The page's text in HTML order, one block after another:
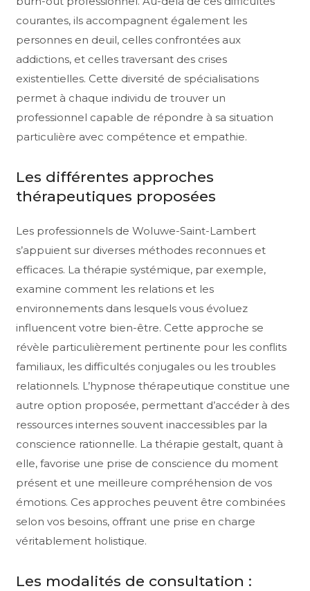
courantes, ils accompagnent également les
personnes en deuil, celles confrontées aux
addictions, et celles traversant des crises
existentielles. Cette diversité de spécialisations
permet à chaque individu de trouver un
professionnel capable de répondre à sa situation
particulière avec compétence et empathie.
Les différentes approches
thérapeutiques proposées
Les professionnels de Woluwe-Saint-Lambert
s’appuient sur diverses méthodes reconnues et
efficaces. La thérapie systémique, par exemple,
examine comment les relations et les
environnements dans lesquels vous évoluez
influencent votre bien-être. Cette approche se
révèle particulièrement pertinente pour les conflits
familiaux, les difficultés conjugales ou les troubles
relationnels. L’hypnose thérapeutique constitue une
autre option proposée, permettant d’accéder à des
ressources internes souvent inaccessibles par la
conscience rationnelle. La thérapie gestalt, quant à
elle, favorise une prise de conscience du moment
présent et une meilleure compréhension de vos
émotions. Ces approches peuvent être combinées
selon vos besoins, offrant une prise en charge
véritablement holistique.
Les modalités de consultation :